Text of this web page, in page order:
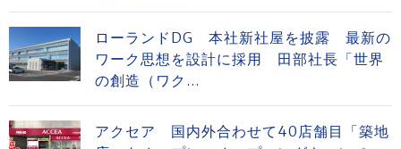
ローランドDG 本社新社屋を披露 最新の
ワーク思想を設計に採用 田部社長「世界
の創造（ワク...
アクセア 国内外合わせて40店舗目「築地